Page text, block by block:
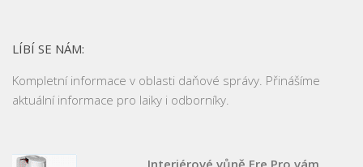
LÍBÍ SE NÁM:
Kompletní informace v oblasti daňové správy. Přinášíme
aktuální informace pro laiky i odborníky.
Interiérové vůně Fre Pro vám